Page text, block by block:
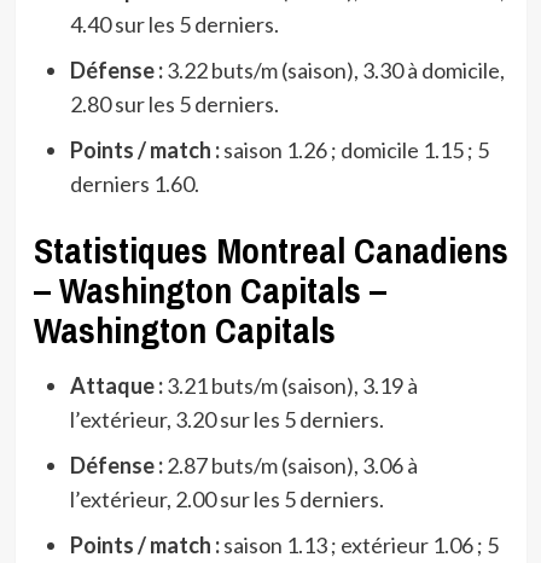
4.40 sur les 5 derniers.
Défense :3.22 buts/m (saison), 3.30 à domicile,
2.80 sur les 5 derniers.
Points / match :saison 1.26 ; domicile 1.15 ; 5
derniers 1.60.
Statistiques Montreal Canadiens
– Washington Capitals –
Washington Capitals
Attaque :3.21 buts/m (saison), 3.19 à
l’extérieur, 3.20 sur les 5 derniers.
Défense :2.87 buts/m (saison), 3.06 à
l’extérieur, 2.00 sur les 5 derniers.
Points / match :saison 1.13 ; extérieur 1.06 ; 5